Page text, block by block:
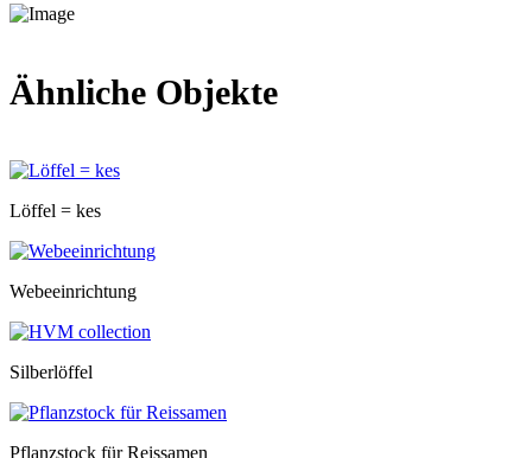
Ähnliche Objekte
Löffel = kes
Webeeinrichtung
Silberlöffel
Pflanzstock für Reissamen